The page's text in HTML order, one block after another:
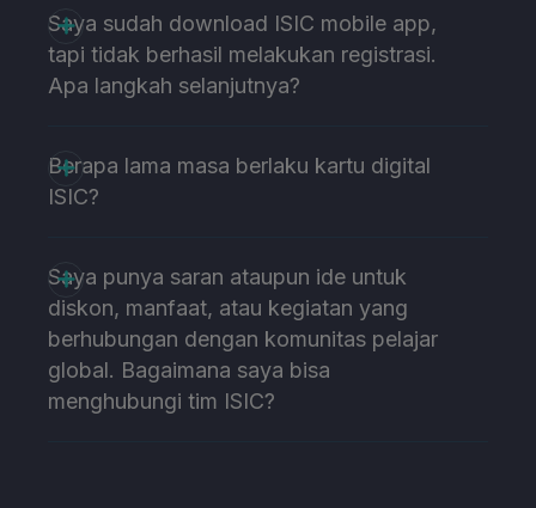
Saya sudah download ISIC mobile app,
tapi tidak berhasil melakukan registrasi.
Apa langkah selanjutnya?
Berapa lama masa berlaku kartu digital
ISIC?
Saya punya saran ataupun ide untuk
diskon, manfaat, atau kegiatan yang
berhubungan dengan komunitas pelajar
global. Bagaimana saya bisa
menghubungi tim ISIC?